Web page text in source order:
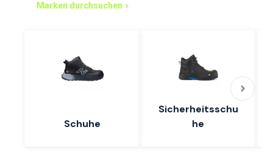
Marken durchsuchen
Schuhe
Sicherheitsschu
he